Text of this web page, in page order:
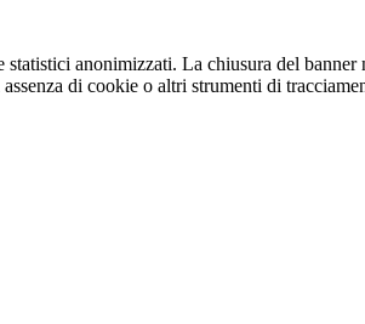
anonimizzati. La chiusura del
di cookie o altri strumenti di